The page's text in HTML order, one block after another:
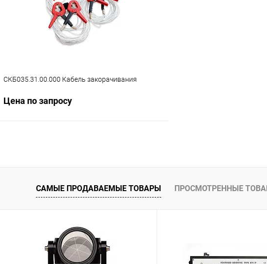
В избранное Под заказ
СКБ035.31.00.000 Кабель закорачивания
Цена по запросу
Купить в 1 клик Сравнение
САМЫЕ ПРОДАВАЕМЫЕ ТОВАРЫ ПРОСМОТРЕННЫЕ